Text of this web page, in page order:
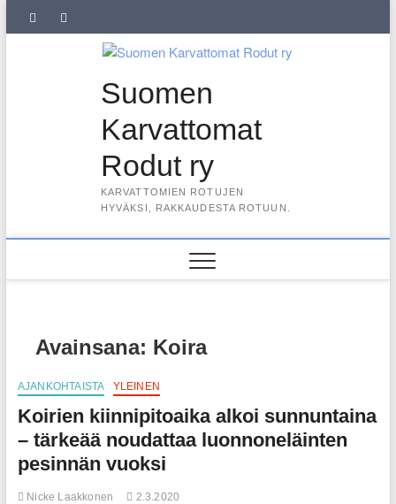
SuKaRo
Instagramisssa
kysytyt
meksikolaiset
perulaiset
jäsenrekisterin
Suomen
Karvattomat
Rodut ry
KARVATTOMIEN ROTUJEN
HYVÄKSI, RAKKAUDESTA ROTUUN.
Avainsana: Koira
AJANKOHTAISTA YLEINEN
Koirien kiinnipitoaika alkoi sunnuntaina
– tärkeää noudattaa luonnoneläinten
pesinnän vuoksi
Nicke Laakkonen 2.3.2020